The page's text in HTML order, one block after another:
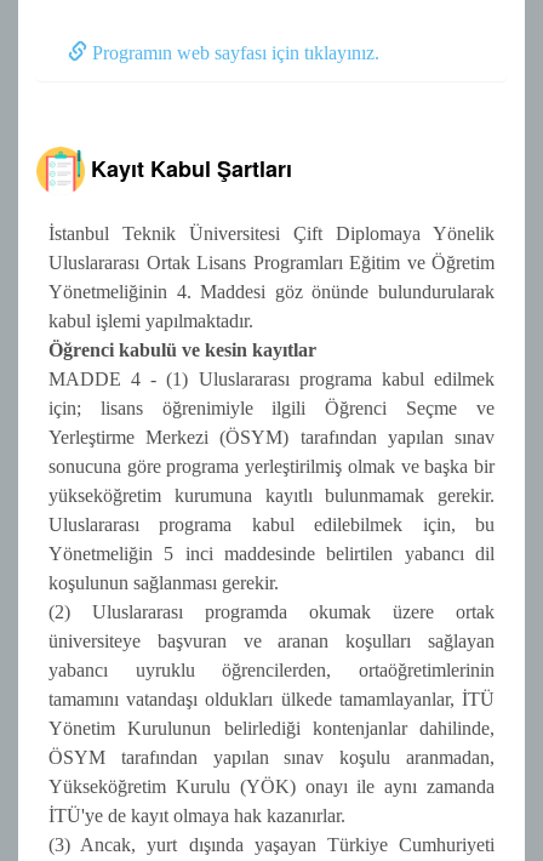
Programın web sayfası için tıklayınız.
Kayıt Kabul Şartları
İstanbul Teknik Üniversitesi Çift Diplomaya Yönelik
Uluslararası Ortak Lisans Programları Eğitim ve Öğretim
Yönetmeliğinin 4. Maddesi göz önünde bulundurularak
kabul işlemi yapılmaktadır.
Öğrenci kabulü ve kesin kayıtlar
MADDE 4 - (1) Uluslararası programa kabul edilmek
için; lisans öğrenimiyle ilgili Öğrenci Seçme ve
Yerleştirme Merkezi (ÖSYM) tarafından yapılan sınav
sonucuna göre programa yerleştirilmiş olmak ve başka bir
yükseköğretim kurumuna kayıtlı bulunmamak gerekir.
Uluslararası programa kabul edilebilmek için, bu
Yönetmeliğin 5 inci maddesinde belirtilen yabancı dil
koşulunun sağlanması gerekir.
(2) Uluslararası programda okumak üzere ortak
üniversiteye başvuran ve aranan koşulları sağlayan
yabancı uyruklu öğrencilerden, ortaöğretimlerinin
tamamını vatandaşı oldukları ülkede tamamlayanlar, İTÜ
Yönetim Kurulunun belirlediği kontenjanlar dahilinde,
ÖSYM tarafından yapılan sınav koşulu aranmadan,
Yükseköğretim Kurulu (YÖK) onayı ile aynı zamanda
İTÜ'ye de kayıt olmaya hak kazanırlar.
(3) Ancak, yurt dışında yaşayan Türkiye Cumhuriyeti